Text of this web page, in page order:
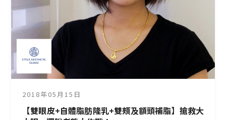
2018年05月15日
【雙眼皮+自體脂肪隆乳+雙頰及額頭補脂】搶救大